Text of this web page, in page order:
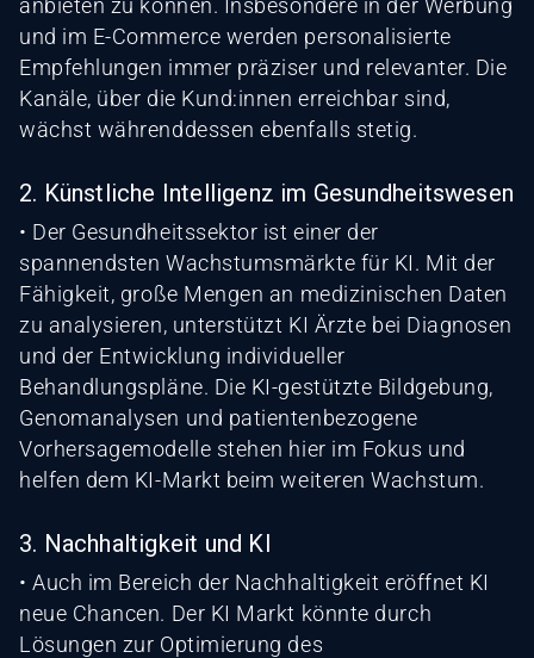
anbieten zu können. Insbesondere in der Werbung
und im E-Commerce werden personalisierte
Empfehlungen immer präziser und relevanter. Die
Kanäle, über die Kund:innen erreichbar sind,
wächst währenddessen ebenfalls stetig.
2. Künstliche Intelligenz im Gesundheitswesen
• Der Gesundheitssektor ist einer der
spannendsten Wachstumsmärkte für KI. Mit der
Fähigkeit, große Mengen an medizinischen Daten
zu analysieren, unterstützt KI Ärzte bei Diagnosen
und der Entwicklung individueller
Behandlungspläne. Die KI-gestützte Bildgebung,
Genomanalysen und patientenbezogene
Vorhersagemodelle stehen hier im Fokus und
helfen dem KI-Markt beim weiteren Wachstum.
3. Nachhaltigkeit und KI
• Auch im Bereich der Nachhaltigkeit eröffnet KI
neue Chancen. Der KI Markt könnte durch
Lösungen zur Optimierung des